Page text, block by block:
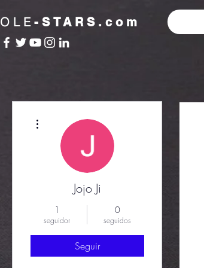
OLE -STARS.com
Jojo Ji
1
seguidor
0
seguidos
Seguir